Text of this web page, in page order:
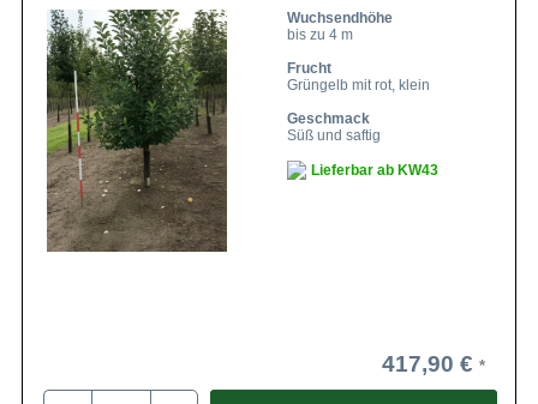
Wuchsendhöhe
bis zu 4 m
Frucht
Grüngelb mit rot, klein
Geschmack
Süß und saftig
Lieferbar ab KW43
417,90 €